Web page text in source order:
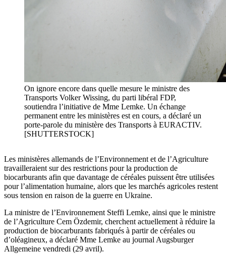
On ignore encore dans quelle mesure le ministre des
Transports Volker Wissing, du parti libéral FDP,
soutiendra l’initiative de Mme Lemke. Un échange
permanent entre les ministères est en cours, a déclaré un
porte-parole du ministère des Transports à EURACTIV.
[SHUTTERSTOCK]
Les ministères allemands de l’Environnement et de l’Agriculture
travailleraient sur des restrictions pour la production de
biocarburants afin que davantage de céréales puissent être utilisées
pour l’alimentation humaine, alors que les marchés agricoles restent
sous tension en raison de la guerre en Ukraine.
La ministre de l’Environnement Steffi Lemke, ainsi que le ministre
de l’Agriculture Cem Özdemir, cherchent actuellement à réduire la
production de biocarburants fabriqués à partir de céréales ou
d’oléagineux, a déclaré Mme Lemke au journal Augsburger
Allgemeine vendredi (29 avril).